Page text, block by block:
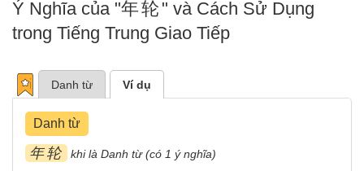
Ý Nghĩa của "年轮 " và Cách Sử Dụng
trong Tiếng Trung Giao Tiếp
Danh từ Ví dụ
Danh từ
年轮 khi là Danh từ (có 1 ý nghĩa)